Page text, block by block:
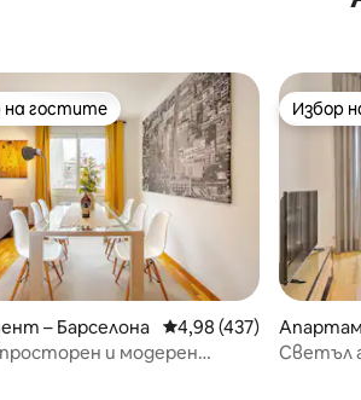
избор на гостите
на гостите
– Барселона Средна оценка: 4,98
4,98 (437)
и модерен
Избор
Избор
Светъл